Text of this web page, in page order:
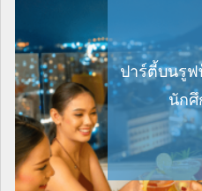
ปาร์ตี้บนรู
นักศึ